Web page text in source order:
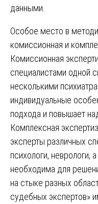
данными.
Особое место в
комиссионная и
Комиссионная
специалистами одной
несколькими
индивидуальные
подхода и повышает
Комплексная
эксперты различных
психологи, неврологи,
необходима для
на стыке разных
судебных экспертов»